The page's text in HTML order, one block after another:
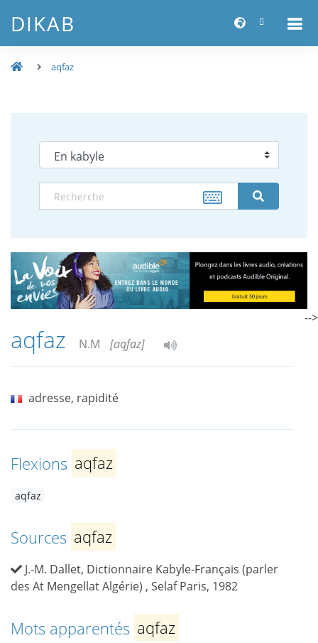
DIKAB
aqfaz
aqfaz N.M [aqfaz]
adresse, rapidité
Flexions aqfaz
aqfaz
Sources aqfaz
J.-M. Dallet, Dictionnaire Kabyle-Français (parler
des At Mengellat Algérie) , Selaf Paris, 1982
Mots apparentés aqfaz
-->